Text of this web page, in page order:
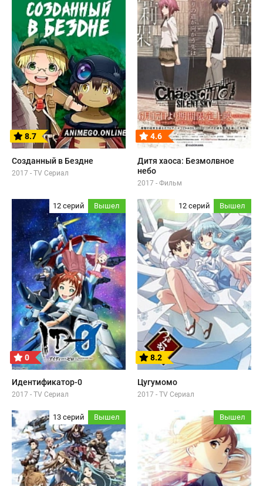
8.7
Созданный в Бездне
2017 - TV Сериал
4.6
Дитя хаоса: Безмолвное
небо
2017 - Фильм
12 серий Вышел
0
Идентификатор-0
2017 - TV Сериал
12 серий Вышел
8.2
Цугумомо
2017 - TV Сериал
13 серий Вышел Вышел